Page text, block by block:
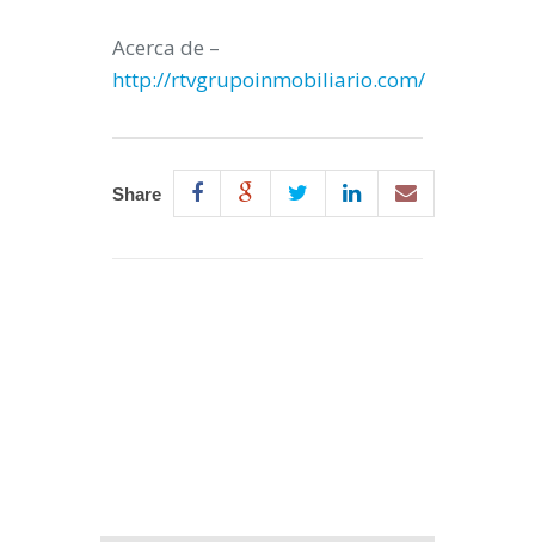
Acerca de –
http://rtvgrupoinmobiliario.com/
Share